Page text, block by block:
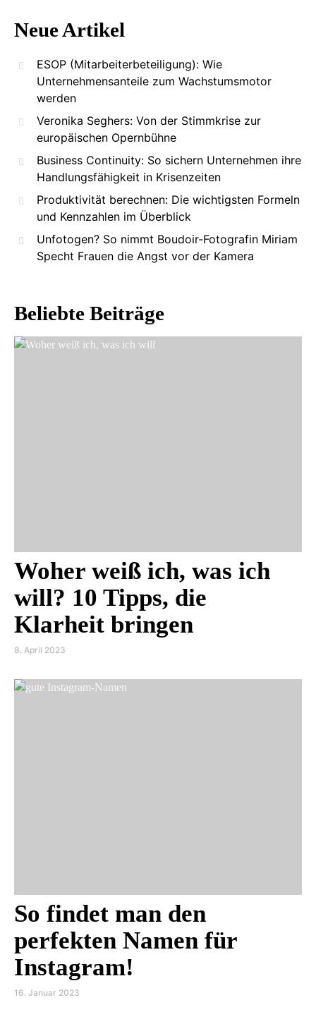
Neue Artikel
ESOP (Mitarbeiterbeteiligung): Wie
Unternehmensanteile zum Wachstumsmotor
werden
Veronika Seghers: Von der Stimmkrise zur
europäischen Opernbühne
Business Continuity: So sichern Unternehmen ihre
Handlungsfähigkeit in Krisenzeiten
Produktivität berechnen: Die wichtigsten Formeln
und Kennzahlen im Überblick
Unfotogen? So nimmt Boudoir-Fotografin Miriam
Specht Frauen die Angst vor der Kamera
Beliebte Beiträge
Woher weiß ich, was ich
will? 10 Tipps, die
Klarheit bringen
8. April 2023
So findet man den
perfekten Namen für
Instagram!
16. Januar 2023